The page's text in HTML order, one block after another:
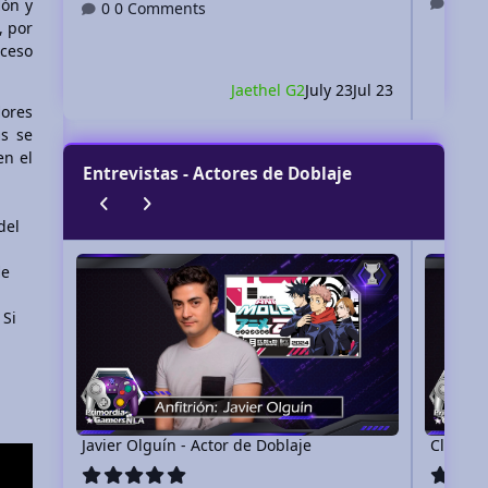
y
por
se
el
0 Comments
Jaethel G2July 23Jul 23
Entrevistas - Actores de Doblaje
Previous carousel slide
Next carousel slide
Javier Olguín - Actor de Doblaje
Javier Olguín - Actor de Doblaje
Claudia